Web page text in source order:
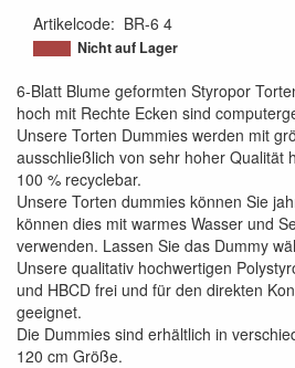
Artikelcode: BR-6 4
Nicht auf Lager
6-Blatt Blume geformten Styropor
hoch mit Rechte Ecken sind
Unsere Torten Dummies werden mit
ausschließlich von sehr hoher Qualität
100 % recyclebar.
Unsere Torten dummies können Sie
können dies mit warmes Wasser und
verwenden. Lassen Sie das Dummy
Unsere qualitativ hochwertigen
und HBCD frei und für den direkten
geeignet.
Die Dummies sind erhältlich in
120 cm Größe.